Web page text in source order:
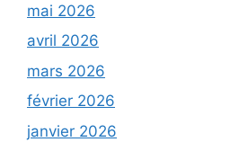
mai 2026
avril 2026
mars 2026
février 2026
janvier 2026